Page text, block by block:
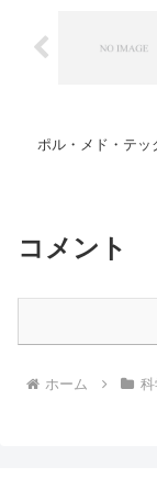
ポル・メド・テッ
コメント
ホーム